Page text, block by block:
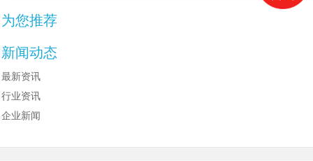
为您推荐
新闻动态
最新资讯
行业资讯
企业新闻